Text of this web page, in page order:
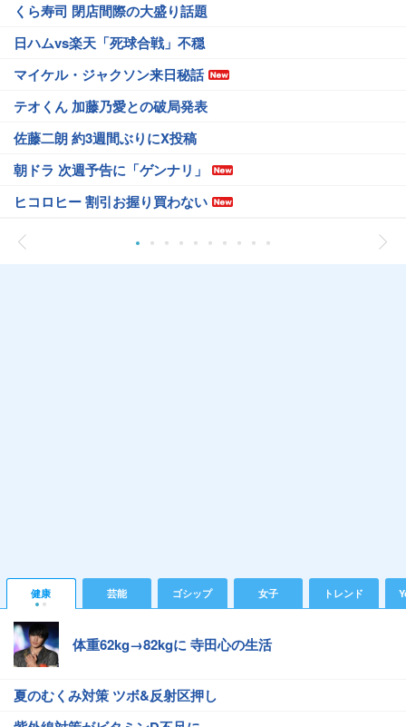
くら寿司 閉店間際の大盛り話題
日ハムvs楽天「死球合戦」不穏
マイケル・ジャクソン来日秘話
テオくん 加藤乃愛との破局発表
佐藤二朗 約3週間ぶりにX投稿
朝ドラ 次週予告に「ゲンナリ」
ヒコロヒー 割引お握り買わない
健康 芸能 ゴシップ 女子 トレンド
体重62kg→82kgに 寺田心の生活
夏のむくみ対策 ツボ&反射区押し